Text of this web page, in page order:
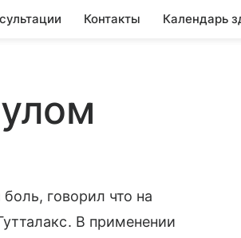
Контакты Календарь
говорил что на
В применении